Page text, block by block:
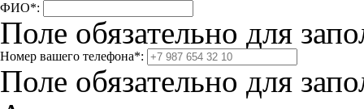
ФИО*:
Поле обязательно для
Номер вашего телефона*:
Поле обязательно для